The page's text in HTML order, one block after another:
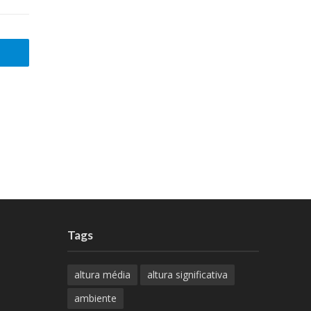
Tags
altura média
altura significativa
ambiente